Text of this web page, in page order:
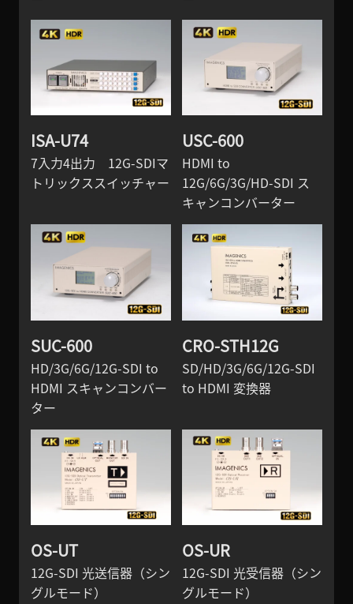
ISA-U74
7入力4出力 12G-SDIマ
トリックススイッチャー
USC-600
HDMI to
12G/6G/3G/HD-SDI ス
キャンコンバーター
SUC-600
HD/3G/6G/12G-SDI to
HDMI スキャンコンバー
ター
CRO-STH12G
SD/HD/3G/6G/12G-SDI
to HDMI 変換器
OS-UT
12G-SDI 光送信器（シン
グルモード）
OS-UR
12G-SDI 光受信器（シン
グルモード）